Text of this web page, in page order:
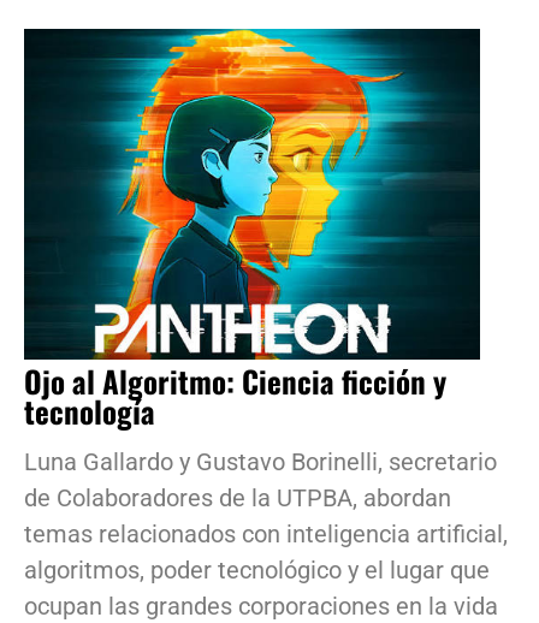
Ojo al Algoritmo: Ciencia ficción y
tecnología
Luna Gallardo y Gustavo Borinelli, secretario
de Colaboradores de la UTPBA, abordan
temas relacionados con inteligencia artificial,
algoritmos, poder tecnológico y el lugar que
ocupan las grandes corporaciones en la vida